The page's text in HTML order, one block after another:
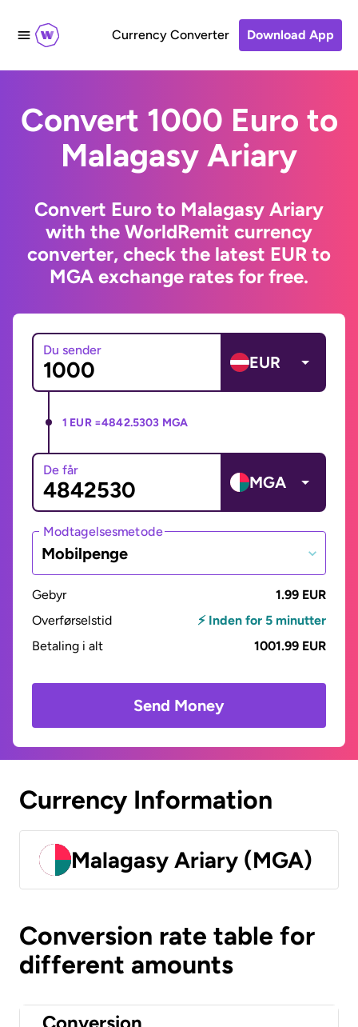
Currency Converter Download App
Convert 1000 Euro to
Malagasy Ariary
Convert Euro to Malagasy Ariary
with the WorldRemit currency
converter, check the latest EUR to
MGA exchange rates for free.
Du sender
EUR
1 EUR =4842.5303 MGA
De får
MGA
Modtagelsesmetode
Mobilpenge
Gebyr
1.99 EUR
Overførselstid
⚡ Inden for 5 minutter
Betaling i alt
1001.99 EUR
Send Money
Currency Information
Malagasy Ariary (MGA)
Conversion rate table for
different amounts